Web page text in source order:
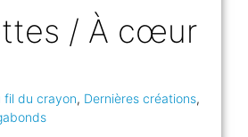
/ À cœur
fil du crayon, Dernières créations,